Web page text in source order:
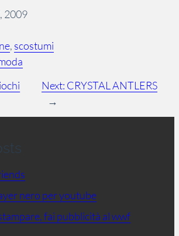
2009
, scostumi
Next: CRYSTAL ANTLERS
→
nero per youtube
fai pubblicità al wwf